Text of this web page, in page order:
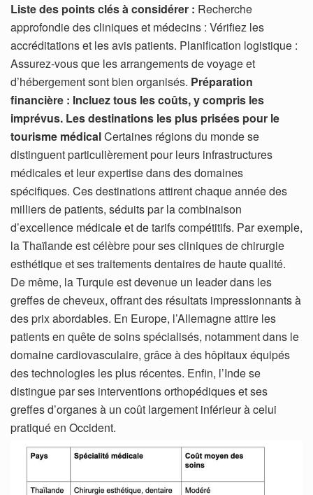
Liste des points clés à considérer : Recherche
approfondie des cliniques et médecins : Vérifiez les
accréditations et les avis patients. Planification logistique :
Assurez-vous que les arrangements de voyage et
d’hébergement sont bien organisés. Préparation
financière : Incluez tous les coûts, y compris les
imprévus. Les destinations les plus prisées pour le
tourisme médicalCertaines régions du monde se
distinguent particulièrement pour leurs infrastructures
médicales et leur expertise dans des domaines
spécifiques. Ces destinations attirent chaque année des
milliers de patients, séduits par la combinaison
d’excellence médicale et de tarifs compétitifs. Par exemple,
la Thaïlande est célèbre pour ses cliniques de chirurgie
esthétique et ses traitements dentaires de haute qualité.
De même, la Turquie est devenue un leader dans les
greffes de cheveux, offrant des résultats impressionnants à
des prix abordables. En Europe, l’Allemagne attire les
patients en quête de soins spécialisés, notamment dans le
domaine cardiovasculaire, grâce à des hôpitaux équipés
des technologies les plus récentes. Enfin, l’Inde se
distingue par ses interventions orthopédiques et ses
greffes d’organes à un coût largement inférieur à celui
pratiqué en Occident.